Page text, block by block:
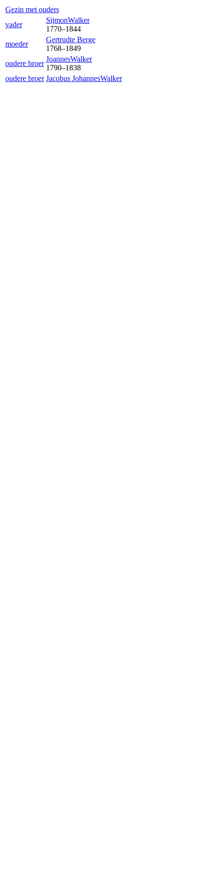
Gezin met ouders
vader
SijmonWalker
1770–1844
moeder
Gertrudte Berge
1768–1849
oudere broer
JoannesWalker
1790–1838
oudere broer Jacobus JohannesWalker